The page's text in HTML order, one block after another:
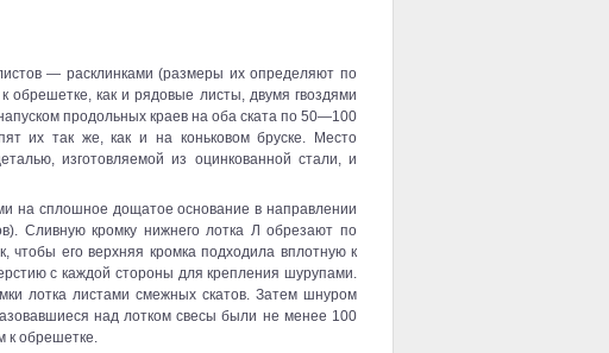
— расклинками (размеры их определяют по
обрешетке, как и рядовые листы, двумя гвоздями
продольных краев на оба ската по 50—100
их так же, как и на коньковом бруске. Место
изготовляемой из оцинкованной стали, и
на сплошное дощатое основание в направлении
Сливную кромку нижнего лотка Л обрезают по
чтобы его верхняя кромка подходила вплотную к
с каждой стороны для крепления шурупами.
лотка листами смежных скатов. Затем шнуром
над лотком свесы были не менее 100
к обрешетке.